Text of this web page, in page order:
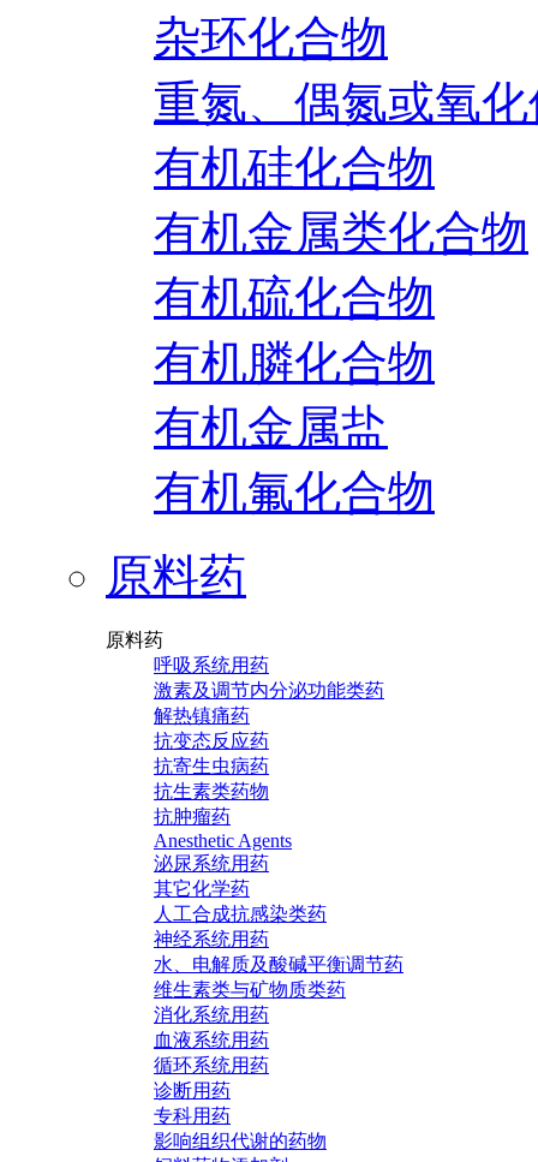
杂环化合物
重氮、偶氮或氧
有机硅化合物
有机金属类化合物
有机硫化合物
有机膦化合物
有机金属盐
有机氟化合物
原料药
原料药
呼吸系统用药
激素及调节内分泌功能类药
解热镇痛药
抗变态反应药
抗寄生虫病药
抗生素类药物
抗肿瘤药
Anesthetic Agents
泌尿系统用药
其它化学药
人工合成抗感染类药
神经系统用药
水、电解质及酸碱平衡调节药
维生素类与矿物质类药
消化系统用药
血液系统用药
循环系统用药
诊断用药
专科用药
影响组织代谢的药物